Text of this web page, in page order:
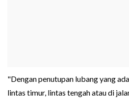
"Dengan penutupan lubang yang
lintas timur, lintas tengah atau di